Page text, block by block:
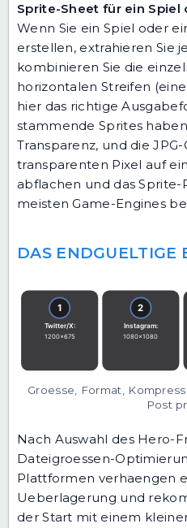
Sprite-Sheet für ein
Wenn Sie ein Spiel oder
erstellen, extrahieren Sie
kombinieren Sie die
horizontalen Streifen
hier das richtige
stammende Sprites
Transparenz, und die
transparenten Pixel auf
abflachen und das Sprite-
meisten Game-Engines
DAS ENDGUELTIGE
Groesse, Format,
Post
Nach Auswahl des Hero-
Dateigroessen-
Plattformen verhaengen
Ueberlagerung und
der Start mit einem